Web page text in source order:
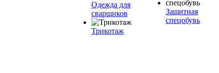
Одежда для
сварщиков
Трикотаж
Защитная
спецобувь